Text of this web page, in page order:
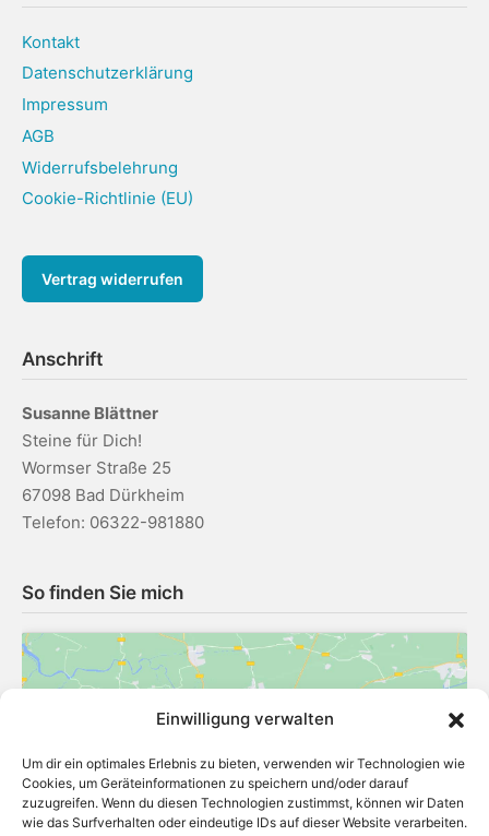
Einwilligung verwalten
Um dir ein optimales Erlebnis zu bieten, verwenden wir Technologien wie
Cookies, um Geräteinformationen zu speichern und/oder darauf
zuzugreifen. Wenn du diesen Technologien zustimmst, können wir Daten
wie das Surfverhalten oder eindeutige IDs auf dieser Website verarbeiten.
Kontakt
Datenschutzerklärung
Impressum
AGB
Widerrufsbelehrung
Cookie-Richtlinie (EU)
Vertrag widerrufen
Anschrift
Susanne Blättner
Steine für Dich!
Wormser Straße 25
67098 Bad Dürkheim
Telefon: 06322-981880
So finden Sie mich
Klicke hier, um Marketing-Cookies zu
akzeptieren und diesen Inhalt zu
aktivieren